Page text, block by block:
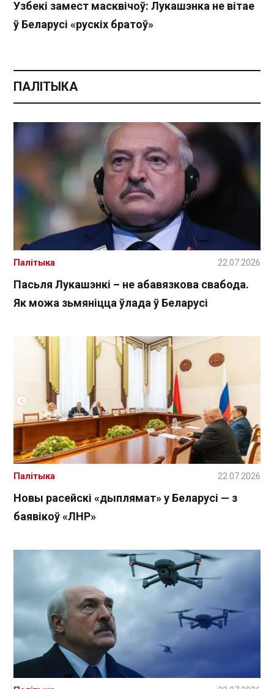
Узбекі замест масквічоў: Лукашэнка не вітае
ў Беларусі «рускіх братоў»
ПАЛІТЫКА
Пасьля Лукашэнкі – не абавязкова свабода.
Як можа зьмяніцца ўлада ў Беларусі
Палітыка 22.07.2026
Новы расейскі «дыплямат» у Беларусі — з
баявікоў «ЛНР»
Палітыка 22.07.2026